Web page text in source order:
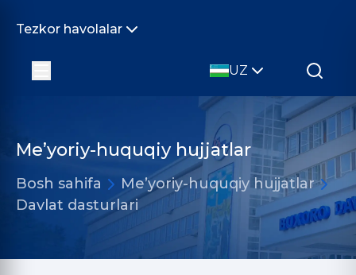
Tezkor havolalar
UZ
Me’yoriy-huquqiy hujjatlar
Bosh sahifa
Me’yoriy-huquqiy hujjatlar
Davlat dasturlari